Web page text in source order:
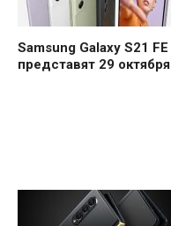
Samsung Galaxy S21 FE
представят 29 октября